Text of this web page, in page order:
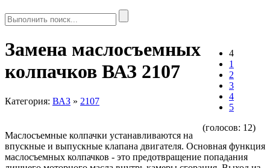
4
1
2
3
4
5
(голосов: 12)
Замена маслосъемных
колпачков ВАЗ 2107
Категория: ВАЗ » 2107
Маслосъемные колпачки устанавливаются на
впускные и выпускные клапана двигателя. Основная функция
маслосъемных колпачков - это предотвращение попадания